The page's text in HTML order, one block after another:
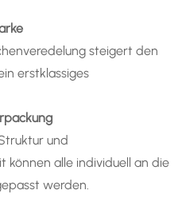
steigert den
erstklassiges
und
können alle individuell an die
werden.